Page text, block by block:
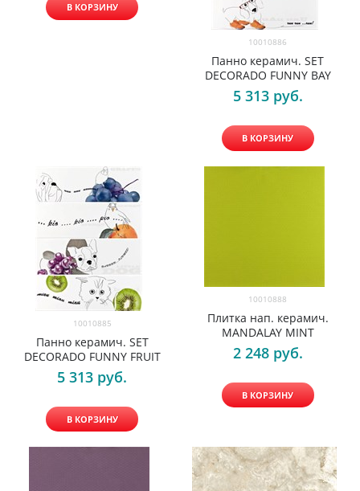
В КОРЗИНУ
10010886
Панно керамич. SET
DECORADO FUNNY BAY
5 313 руб.
В КОРЗИНУ
10010885
Панно керамич. SET
DECORADO FUNNY FRUIT
5 313 руб.
В КОРЗИНУ
10010888
Плитка нап. керамич.
MANDALAY MINT
2 248 руб.
В КОРЗИНУ